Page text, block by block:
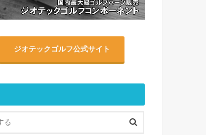
ジオテックゴルフ公式サイト